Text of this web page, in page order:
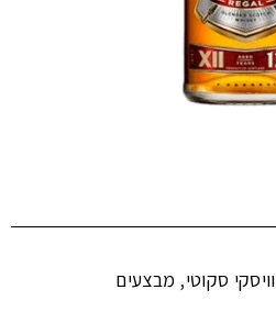
וויסקי סקוטי, מבצעים